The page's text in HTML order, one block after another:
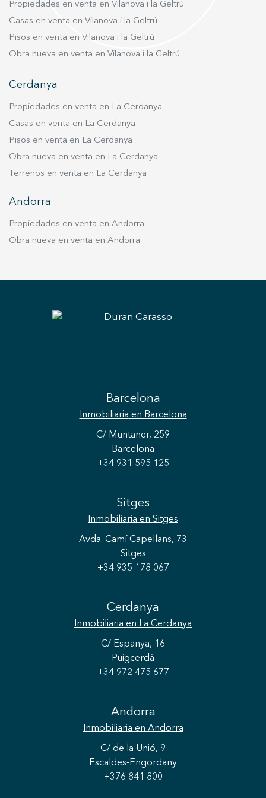
armarios empotrados en una zona tipo vestidor
muy amplia y con mucho espacio de
almacenamiento. Para terminar con esta planta,
encontramos dos habitaciones dobles más con
la otra con vistas al jardín. Si accedemos a la
segunda planta, podremos encontrar dos
habitaciones con baño, una de ellas doble y la
otra triple con un espacio adicional donde se
encuentra un sofá cama doble. Es posible
un sexto dormitorio que se puede usar como
un baño con ducha. La entrada a la sala de
lavandería también se encuentra en esta planta.
Por otro lado, la casa de invitados es
a los jardines y con su propia terraza privada con
barbacoa y mesa para tus reunciones al aire
¡una joya única en Sitges! Y recuerda, vive
donde mereces vivir, con Duran Carasso.
Propiedades en venta en Vilanova i la Geltrú
Casas en venta en Vilanova i la Geltrú
Pisos en venta en Vilanova i la Geltrú
Obra nueva en venta en Vilanova i la Geltrú
Cerdanya
Propiedades en venta en La Cerdanya
Casas en venta en La Cerdanya
Pisos en venta en La Cerdanya
Obra nueva en venta en La Cerdanya
Terrenos en venta en La Cerdanya
Andorra
Propiedades en venta en Andorra
Obra nueva en venta en Andorra
Barcelona
Inmobiliaria en Barcelona
C/ Muntaner, 259
Barcelona
+34 931 595 125
Sitges
Inmobiliaria en Sitges
Avda. Camí Capellans, 73
Sitges
+34 935 178 067
Cerdanya
Inmobiliaria en La Cerdanya
C/ Espanya, 16
Puigcerdà
+34 972 475 677
Andorra
Inmobiliaria en Andorra
C/ de la Unió, 9
Escaldes-Engordany
+376 841 800